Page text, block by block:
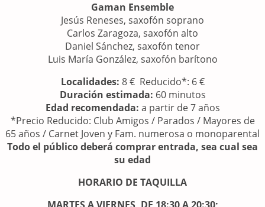
Gaman Ensemble
Jesús Reneses, saxofón soprano
Carlos Zaragoza, saxofón alto
Daniel Sánchez, saxofón tenor
Luis María González, saxofón barítono
Localidades: 8 € Reducido*: 6 €
Duración estimada: 60 minutos
Edad recomendada: a partir de 7 años
*Precio Reducido: Club Amigos / Parados / Mayores de
65 años / Carnet Joven y Fam. numerosa o monoparental
Todo el público deberá comprar entrada, sea cual sea
su edad
HORARIO DE TAQUILLA